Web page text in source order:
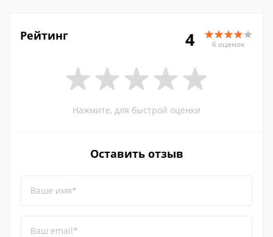
Рейтинг 4 6 оценок
Нажмите, для быстрой оценки
Оставить отзыв
Ваше имя*
Ваш email*